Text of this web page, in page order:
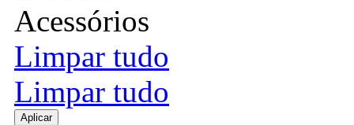
Acessórios
Limpar tudo
Limpar tudo
Aplicar